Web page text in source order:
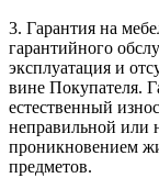
3. Гарантия на
гарантийного
эксплуатация и
вине Покупателя.
естественный
неправильной или
проникновением
предметов.